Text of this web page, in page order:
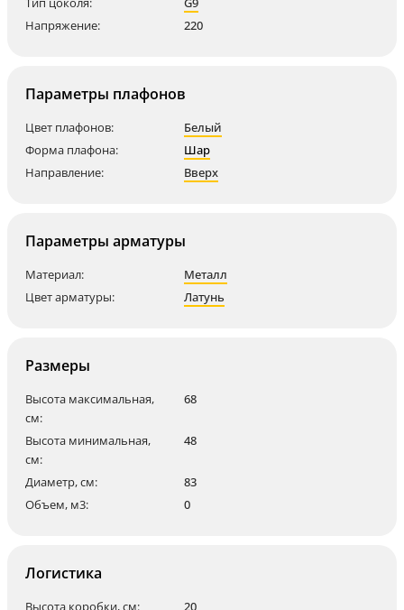
Напряжение:
220
Параметры плафонов
Цвет плафонов:
Белый
Форма плафона:
Шар
Направление:
Вверх
Параметры арматуры
Материал:
Металл
Цвет арматуры:
Латунь
Размеры
Высота максимальная,
см:
68
Высота минимальная,
см:
48
Диаметр, см:
83
Объем, м3:
0
Логистика
Высота коробки, см: 20